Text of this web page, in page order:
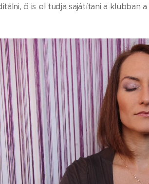
ő is el tudja sajátítani a klubban